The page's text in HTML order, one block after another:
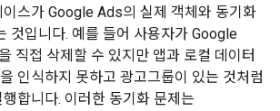
스가 Google Ads의 실제 객체와 동기화
것입니다. 예를 들어 사용자가 Google
직접 삭제할 수 있지만 앱과 로컬 데이터
인식하지 못하고 광고그룹이 있는 것처럼
합니다. 이러한 동기화 문제는